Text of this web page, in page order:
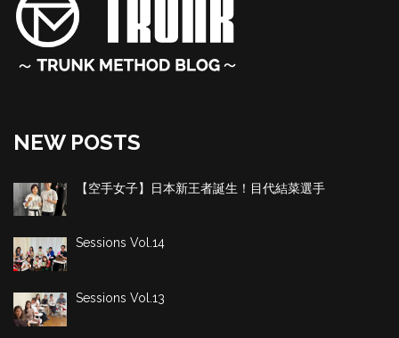
NEW POSTS
【空手女子】日本新王者誕生！目代結菜選手
Sessions Vol.14
Sessions Vol.13